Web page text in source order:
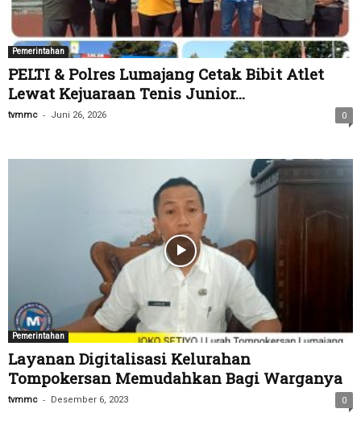
Pemerintahan
PELTI & Polres Lumajang Cetak Bibit Atlet
Lewat Kejuaraan Tenis Junior...
tvmmc - Juni 26, 2026 0
Pemerintahan
Layanan Digitalisasi Kelurahan
Tompokersan Memudahkan Bagi Warganya
tvmmc - Desember 6, 2023 0